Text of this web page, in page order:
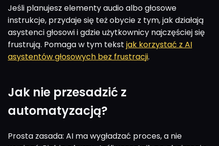
Jeśli planujesz elementy audio albo głosowe
instrukcje, przydaje się też obycie z tym, jak działają
asystenci głosowi i gdzie użytkownicy najczęściej się
frustrują. Pomaga w tym tekst jak korzystać z AI
asystentów głosowych bez frustracji.
Jak nie przesadzić z
automatyzacją?
Prosta zasada: AI ma wygładzać proces, a nie